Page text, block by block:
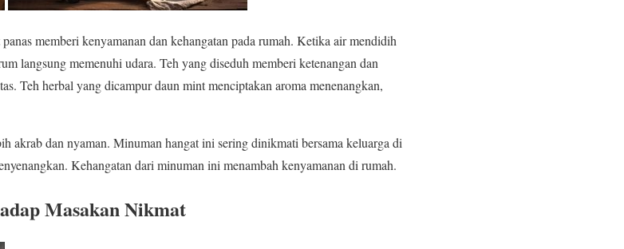
memberi kenyamanan dan kehangatan pada rumah. Ketika air mendidih
langsung memenuhi udara. Teh yang diseduh memberi ketenangan dan
Teh herbal yang dicampur daun mint menciptakan aroma menenangkan,
akrab dan nyaman. Minuman hangat ini sering dinikmati bersama keluarga di
Kehangatan dari minuman ini menambah kenyamanan di rumah.
Masakan Nikmat